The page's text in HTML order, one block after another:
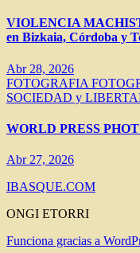
VIOLENCIA
en Bizkaia, Córdoba y
Abr 28, 2026
FOTOGRAFIA
SOCIEDAD y
WORLD PRESS
Abr 27, 2026
IBASQUE.COM
ONGI ETORRI
Funciona gracias a